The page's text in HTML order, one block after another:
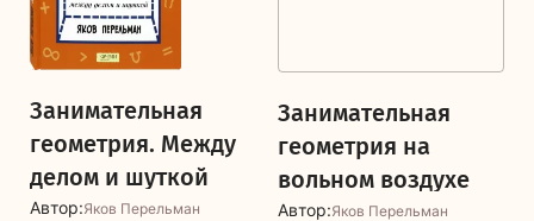
Занимательная
геометрия. Между
делом и шуткой
Автор:Яков Перельман
Занимательная
геометрия на
вольном воздухе
Автор:Яков Перельман